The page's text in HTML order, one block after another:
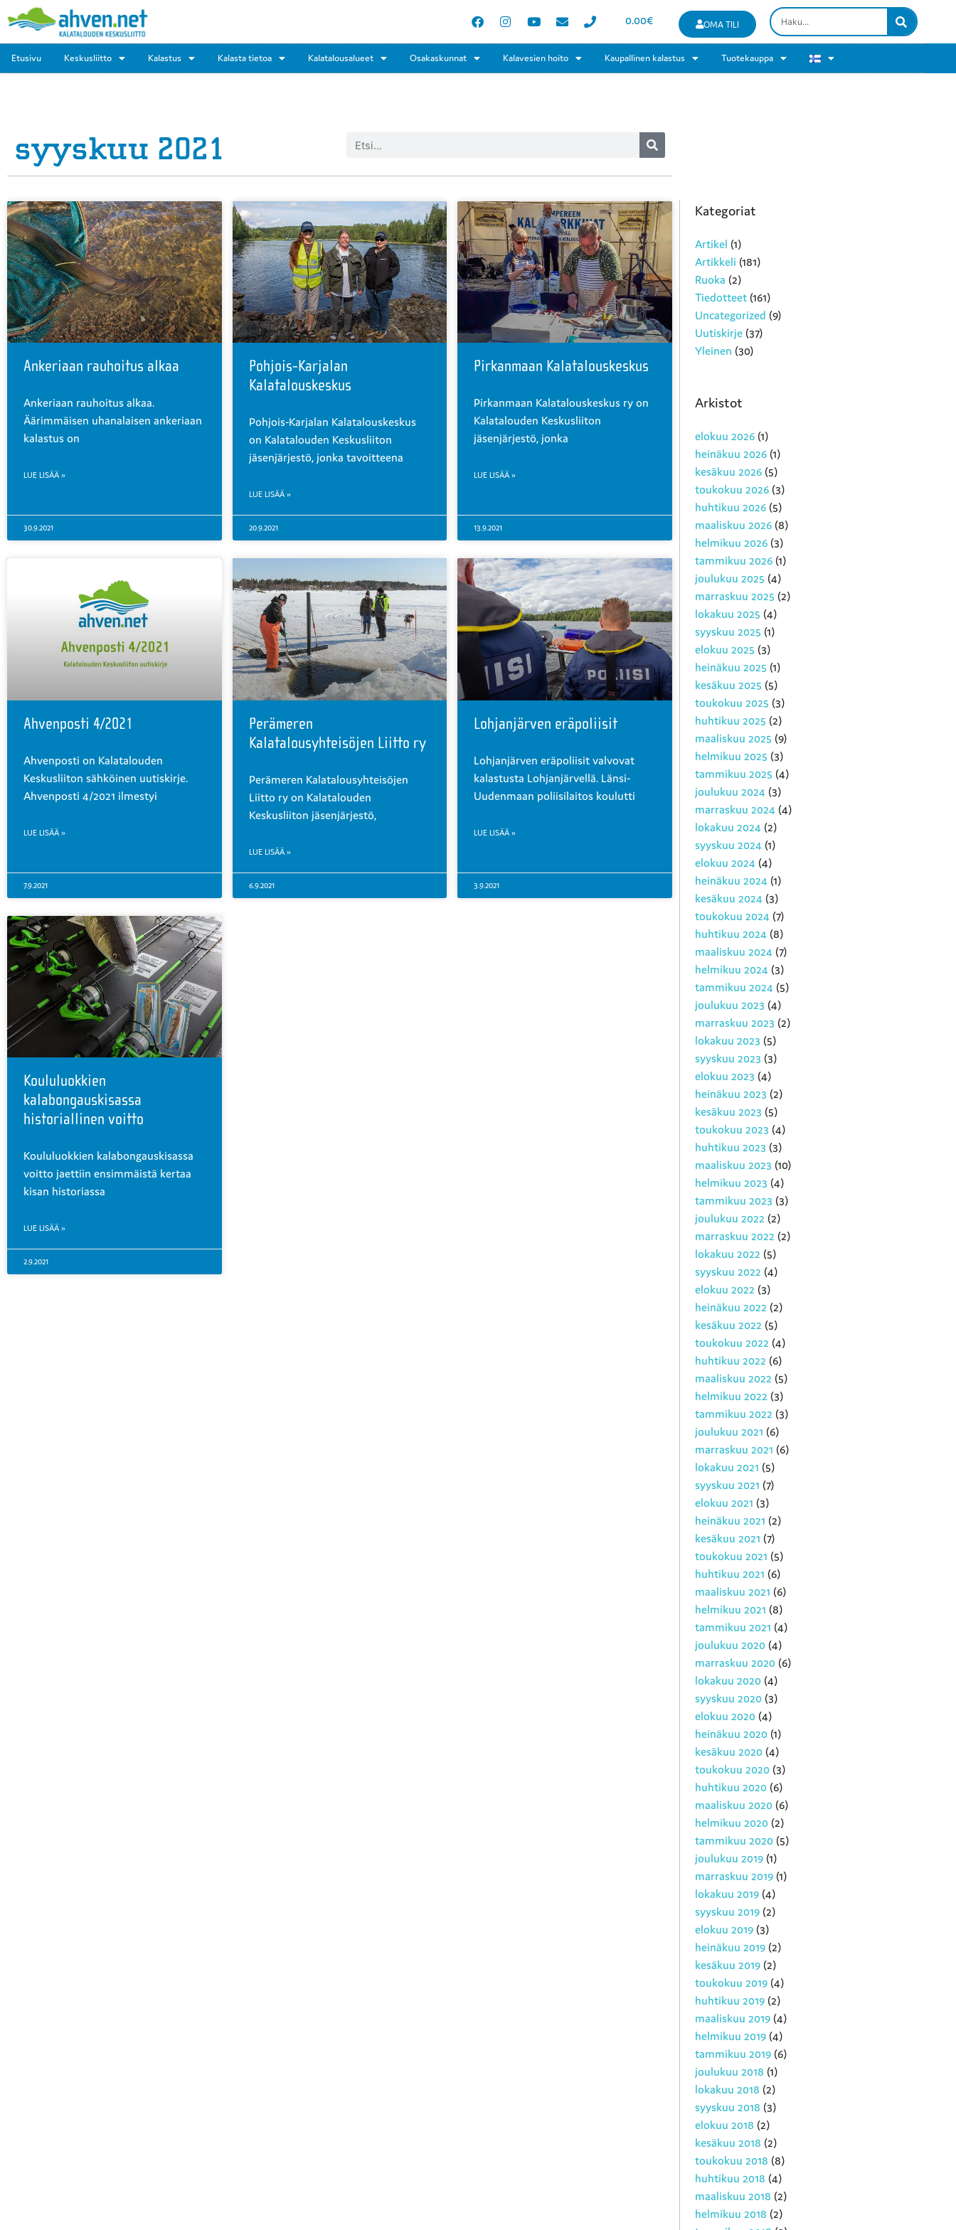
0.00€ OMA TILI
Etusivu Keskusliitto Kalastus Kalasta tietoa Kalatalousalueet Osakaskunnat Kalavesien hoito Kaupallinen kalastus Tuotekauppa
syyskuu 2021
Ankeriaan rauhoitus alkaa
Ankeriaan rauhoitus alkaa.
Äärimmäisen uhanalaisen ankeriaan
kalastus on
LUE LISÄÄ »
30.9.2021
Pohjois-Karjalan
Kalatalouskeskus
Pohjois-Karjalan Kalatalouskeskus
on Kalatalouden Keskusliiton
jäsenjärjestö, jonka tavoitteena
LUE LISÄÄ »
20.9.2021
Pirkanmaan Kalatalouskeskus
Pirkanmaan Kalatalouskeskus ry on
Kalatalouden Keskusliiton
jäsenjärjestö, jonka
LUE LISÄÄ »
13.9.2021
Ahvenposti 4/2021
Ahvenposti on Kalatalouden
Keskusliiton sähköinen uutiskirje.
Ahvenposti 4/2021 ilmestyi
LUE LISÄÄ »
7.9.2021
Perämeren
Kalatalousyhteisöjen Liitto ry
Perämeren Kalatalousyhteisöjen
Liitto ry on Kalatalouden
Keskusliiton jäsenjärjestö,
LUE LISÄÄ »
6.9.2021
Lohjanjärven eräpoliisit
Lohjanjärven eräpoliisit valvovat
kalastusta Lohjanjärvellä. Länsi-
Uudenmaan poliisilaitos koulutti
LUE LISÄÄ »
3.9.2021
Koululuokkien
kalabongauskisassa
historiallinen voitto
Koululuokkien kalabongauskisassa
voitto jaettiin ensimmäistä kertaa
kisan historiassa
LUE LISÄÄ »
2.9.2021
Kategoriat
Artikel (1)
Artikkeli (181)
Ruoka (2)
Tiedotteet (161)
Uncategorized (9)
Uutiskirje (37)
Yleinen (30)
Arkistot
elokuu 2026 (1)
heinäkuu 2026 (1)
kesäkuu 2026 (5)
toukokuu 2026 (3)
huhtikuu 2026 (5)
maaliskuu 2026 (8)
helmikuu 2026 (3)
tammikuu 2026 (1)
joulukuu 2025 (4)
marraskuu 2025 (2)
lokakuu 2025 (4)
syyskuu 2025 (1)
elokuu 2025 (3)
heinäkuu 2025 (1)
kesäkuu 2025 (5)
toukokuu 2025 (3)
huhtikuu 2025 (2)
maaliskuu 2025 (9)
helmikuu 2025 (3)
tammikuu 2025 (4)
joulukuu 2024 (3)
marraskuu 2024 (4)
lokakuu 2024 (2)
syyskuu 2024 (1)
elokuu 2024 (4)
heinäkuu 2024 (1)
kesäkuu 2024 (3)
toukokuu 2024 (7)
huhtikuu 2024 (8)
maaliskuu 2024 (7)
helmikuu 2024 (3)
tammikuu 2024 (5)
joulukuu 2023 (4)
marraskuu 2023 (2)
lokakuu 2023 (5)
syyskuu 2023 (3)
elokuu 2023 (4)
heinäkuu 2023 (2)
kesäkuu 2023 (5)
toukokuu 2023 (4)
huhtikuu 2023 (3)
maaliskuu 2023 (10)
helmikuu 2023 (4)
tammikuu 2023 (3)
joulukuu 2022 (2)
marraskuu 2022 (2)
lokakuu 2022 (5)
syyskuu 2022 (4)
elokuu 2022 (3)
heinäkuu 2022 (2)
kesäkuu 2022 (5)
toukokuu 2022 (4)
huhtikuu 2022 (6)
maaliskuu 2022 (5)
helmikuu 2022 (3)
tammikuu 2022 (3)
joulukuu 2021 (6)
marraskuu 2021 (6)
lokakuu 2021 (5)
syyskuu 2021 (7)
elokuu 2021 (3)
heinäkuu 2021 (2)
kesäkuu 2021 (7)
toukokuu 2021 (5)
huhtikuu 2021 (6)
maaliskuu 2021 (6)
helmikuu 2021 (8)
tammikuu 2021 (4)
joulukuu 2020 (4)
marraskuu 2020 (6)
lokakuu 2020 (4)
syyskuu 2020 (3)
elokuu 2020 (4)
heinäkuu 2020 (1)
kesäkuu 2020 (4)
toukokuu 2020 (3)
huhtikuu 2020 (6)
maaliskuu 2020 (6)
helmikuu 2020 (2)
tammikuu 2020 (5)
joulukuu 2019 (1)
marraskuu 2019 (1)
lokakuu 2019 (4)
syyskuu 2019 (2)
elokuu 2019 (3)
heinäkuu 2019 (2)
kesäkuu 2019 (2)
toukokuu 2019 (4)
huhtikuu 2019 (2)
maaliskuu 2019 (4)
helmikuu 2019 (4)
tammikuu 2019 (6)
joulukuu 2018 (1)
lokakuu 2018 (2)
syyskuu 2018 (3)
elokuu 2018 (2)
kesäkuu 2018 (2)
toukokuu 2018 (8)
huhtikuu 2018 (4)
maaliskuu 2018 (2)
helmikuu 2018 (2)